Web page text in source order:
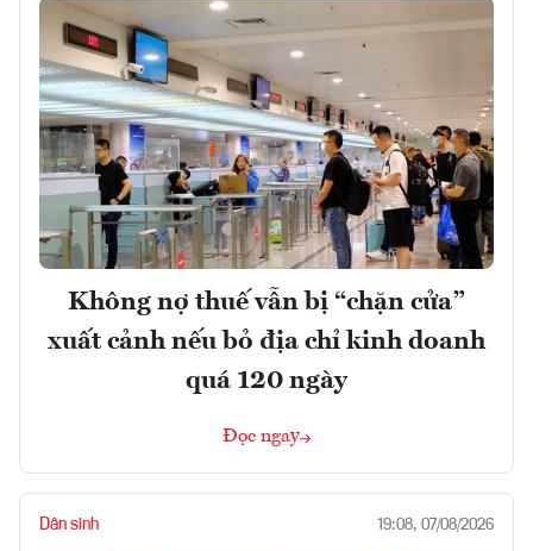
Không nợ thuế vẫn bị “chặn cửa”
xuất cảnh nếu bỏ địa chỉ kinh doanh
quá 120 ngày
Đọc ngay
Dân sinh 19:08, 07/08/2026